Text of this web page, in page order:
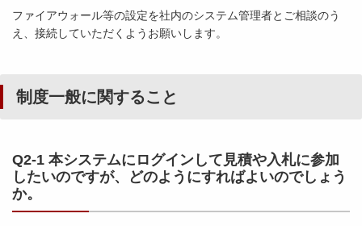
ファイアウォール等の設定を社内のシステム管理者とご相談のう
え、接続していただくようお願いします。
制度一般に関すること
Q2-1 本システムにログインして見積や入札に参加
したいのですが、どのようにすればよいのでしょう
か。